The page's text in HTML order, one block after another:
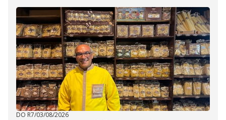
DO R7/03/08/2026